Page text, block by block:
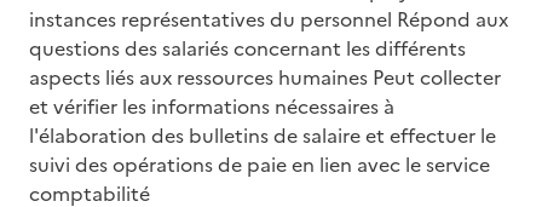
instances représentatives du personnel Répond aux
questions des salariés concernant les différents
aspects liés aux ressources humaines Peut collecter
et vérifier les informations nécessaires à
l'élaboration des bulletins de salaire et effectuer le
suivi des opérations de paie en lien avec le service
comptabilité